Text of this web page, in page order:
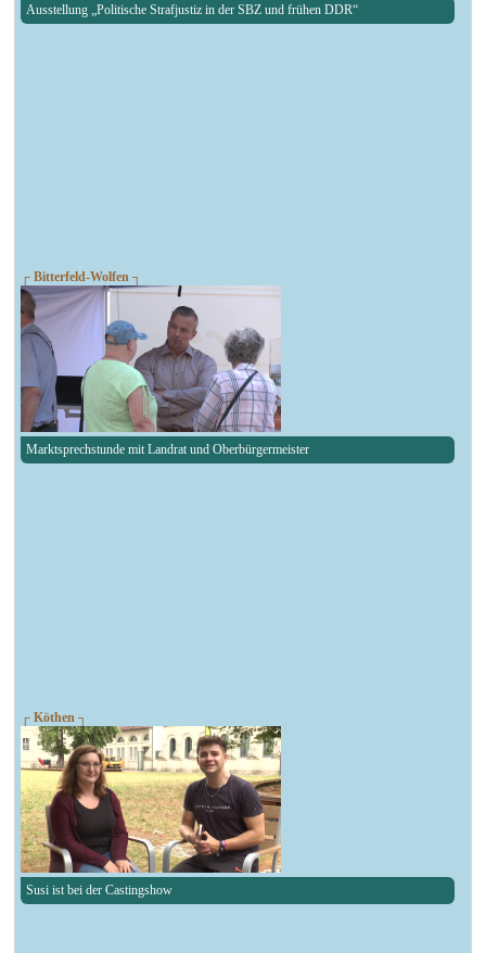
Ausstellung „Politische Strafjustiz in der SBZ und frühen DDR“
┌ Bitterfeld-Wolfen ┐
Marktsprechstunde mit Landrat und Oberbürgermeister
┌ Köthen ┐
Susi ist bei der Castingshow